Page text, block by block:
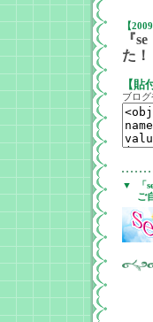
【
『
た
【貼
ブロ
▼
「
ご